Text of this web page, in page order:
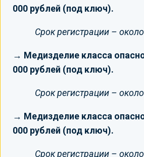
000 рублей (под ключ).
Срок регистрации –
→ Медизделие класса
000 рублей (под ключ).
Срок регистрации –
→ Медизделие класса
000 рублей (под ключ).
Срок регистрации –